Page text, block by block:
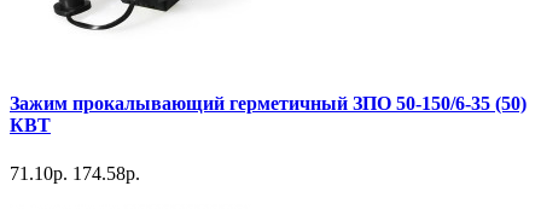
Зажим прокалывающий герметичный ЗПО 50-150/6-35 (50)
КВТ
71.10р. 174.58р.